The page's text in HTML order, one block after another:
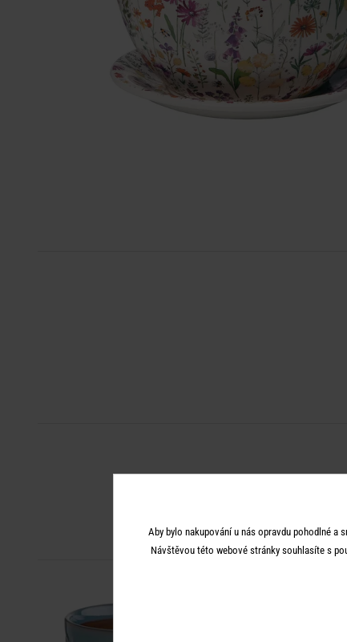
Aby bylo nakupování u nás opravdu pohodlné a
Návštěvou této webové stránky souhlasíte s